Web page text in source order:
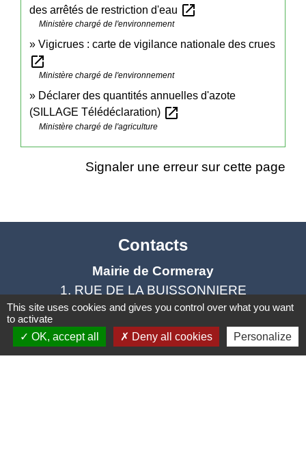
des arrêtés de restriction d'eau open_in_new
Ministère chargé de l'environnement
Vigicrues : carte de vigilance nationale des crues
open_in_new
Ministère chargé de l'environnement
Déclarer des quantités annuelles d'azote
(SILLAGE Télédéclaration) open_in_new
Ministère chargé de l'agriculture
Signaler une erreur sur cette page
Contacts
Mairie de Cormeray
1, RUE DE LA BUISSONNIERE
41120 Cormeray - FRANCE
+33 2 54 44 26 19
This site uses cookies and gives you control over what you want
to activate
OK, accept all
Deny all cookies Personalize